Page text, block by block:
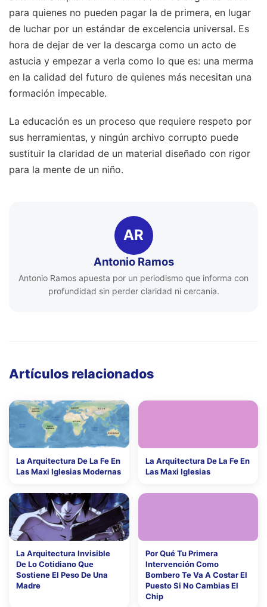
para quienes no pueden pagar la de primera, en lugar
de luchar por un estándar de excelencia universal. Es
hora de dejar de ver la descarga como un acto de
astucia y empezar a verla como lo que es: una merma
en la calidad del futuro de quienes más necesitan una
formación impecable.
La educación es un proceso que requiere respeto por
sus herramientas, y ningún archivo corrupto puede
sustituir la claridad de un material diseñado con rigor
para la mente de un niño.
AR
Antonio Ramos
Antonio Ramos apuesta por un periodismo que informa con
profundidad sin perder claridad ni cercanía.
Artículos relacionados
La Arquitectura De La Fe En
Las Maxi Iglesias Modernas
La Arquitectura De La Fe En
Las Maxi Iglesias
La Arquitectura Invisible
De Lo Cotidiano Que
Sostiene El Peso De Una
Madre
Por Qué Tu Primera
Intervención Como
Bombero Te Va A Costar El
Puesto Si No Cambias El
Chip